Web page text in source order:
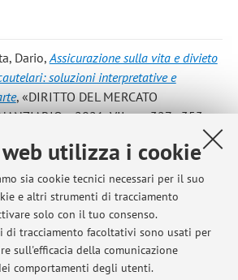
utilizza i cookie
sia cookie tecnici necessari per il suo
e altri strumenti di tracciamento
solo con il tuo consenso.
di tracciamento facoltativi sono usati per
sull'efficacia della comunicazione
comportamenti degli utenti.
Dario,Assicurazione sulla vita e divieto
soluzioni interpretative e
, «DIRITTO DEL MERCATO
2021, VII, pp. 327 - 353
finanziaria, Bologna, Società
pp. 117 . [libro]
antecedenti il 2004